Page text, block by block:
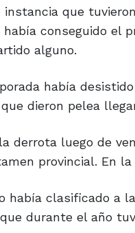
que
conseguido el
alguno.
había
dieron pelea
derrota luego de
provincial. En
había clasificado a
durante el año